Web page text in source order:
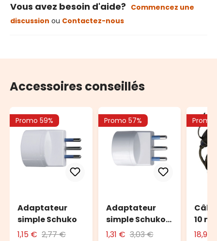
Vous avez besoin d'aide? Commencez une
discussion ou Contactez-nous
Accessoires conseillés
Promo 59%
Adaptateur
simple Schuko
1,15 € 2,77 €
Promo 57%
Adaptateur
simple Schuko
avec fiche 16A
1,31 € 3,03 €
Promo
10 m